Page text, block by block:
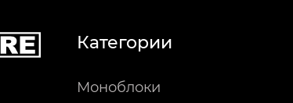
Категории
Моноблоки